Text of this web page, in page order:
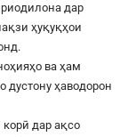
дар
ҳуқуқҳои
ва ҳам
дустону ҳаводорон
дар ақсо